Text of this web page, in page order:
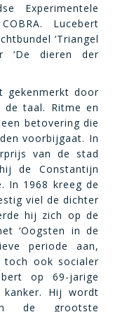
Experimentele
Lucebert
‘Triangel
‘De dieren der
gekenmerkt door
de taal. Ritme en
betovering die
voorbijgaat. In
van de stad
de Constantijn
In 1968 kreeg de
viel de dichter
hij zich op de
‘Oogsten in de
periode aan,
toch ook socialer
op 69-jarige
Hij wordt
de grootste